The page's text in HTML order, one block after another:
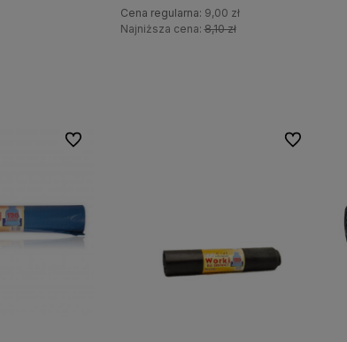
Cena regularna: 9,00 zł
Najniższa cena:8,10 zł
Do ulubionych Do